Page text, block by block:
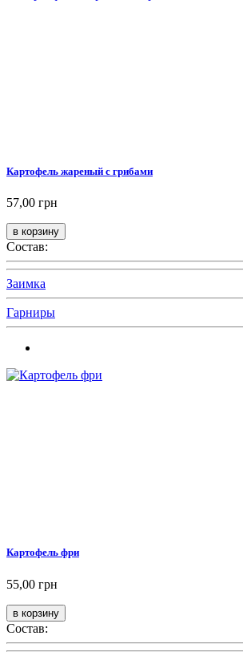
Картофель жареный с грибами
57,00 грн
Состав:
Заимка
Гарниры
Картофель фри
55,00 грн
Состав: